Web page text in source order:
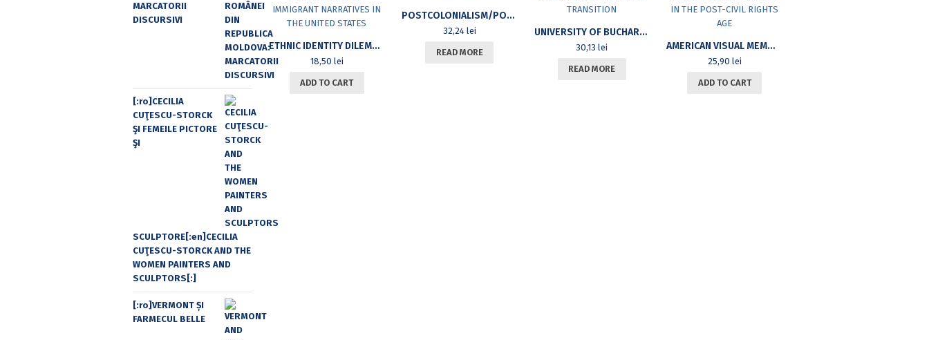
ETHNIC IDENTITY DILEMMAS IN EARLY TWENTIETH CENTURY EAST EUROPEAN JEWISH IMMIGRANT NARRATIVES IN THE UNITED STATES
18,50 lei
ADD TO CART
POSTCOLONIALISM/POSTCOMMUNISM. INTERSECTIONS AND OVERLAPS
32,24 lei
READ MORE
UNIVERSITY OF BUCHAREST REVIEW, VOL. XIII (VOL.I NEW SERIES) NO.1, 2011. CULTURES IN/OF TRANSITION
30,13lei
READ MORE
AMERICAN VISUAL MEMOIRS AFTER THE 1970S: STUDIES ON GENDER, SEXUALITY, AND VISIBILITY IN THE POST-CIVIL RIGHTS AGE
25,90 lei
ADD TO CART
MARCATORII
DISCURSIVI
[:ro]CECILIA
CUŢESCU-STORCK
ŞI FEMEILE PICTORE
ŞI
SCULPTORE[:en]CECILIA
CUŢESCU-STORCK AND THE
WOMEN PAINTERS AND
SCULPTORS[:]
[:ro]VERMONT ȘI
FARMECUL BELLE